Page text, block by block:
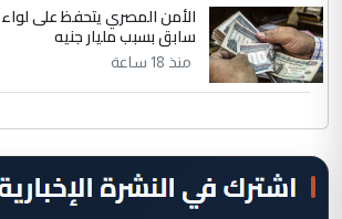
الأمن المصري يتحفظ على
سابق بسبب مليار جنيه
منذ 18 ساعة